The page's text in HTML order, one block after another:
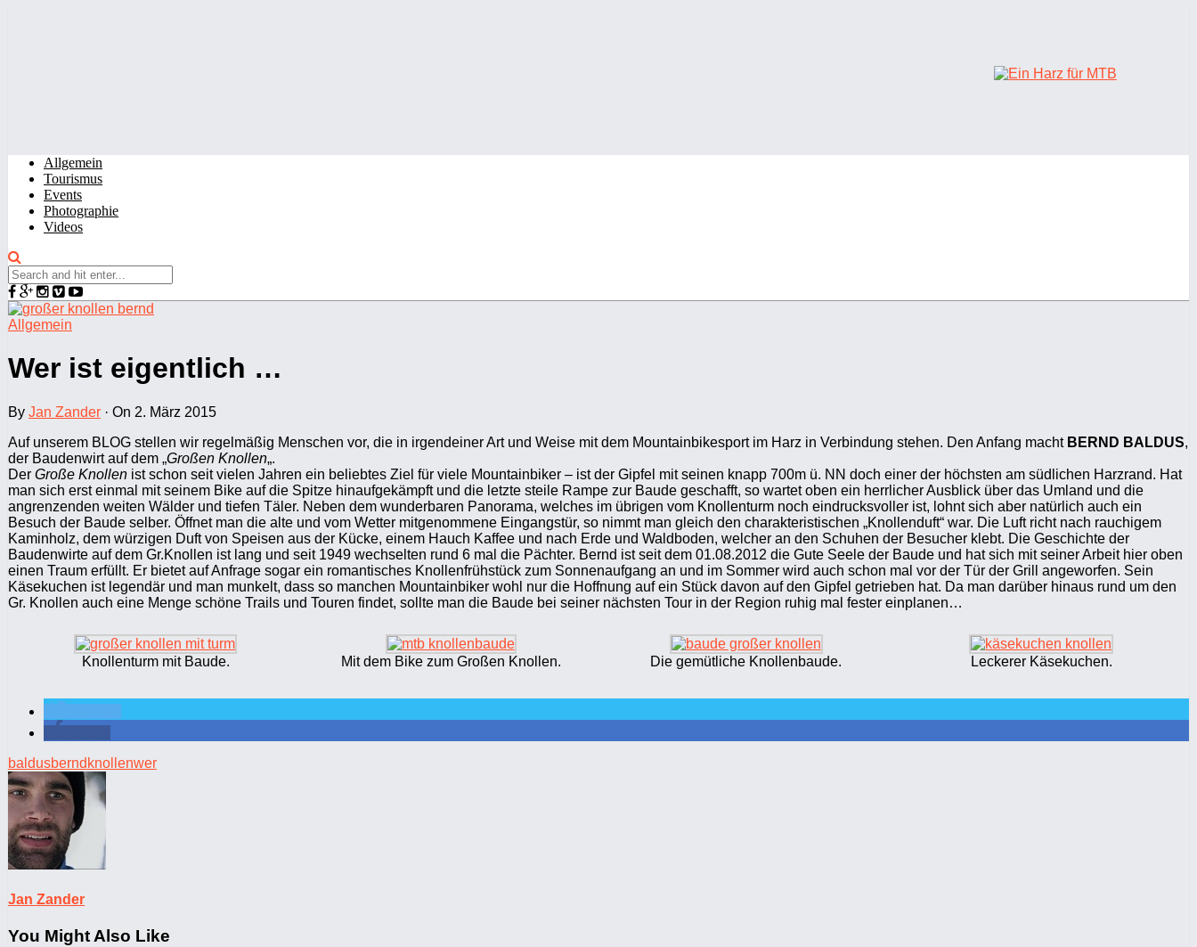
Allgemein
Tourismus
Events
Photographie
Videos
Allgemein
Wer ist eigentlich …
By Jan Zander · On 2. März 2015
Auf unserem BLOG stellen wir regelmäßig Menschen vor, die in irgendeiner Art und Weise mit dem Mountainbikesport im Harz in Verbindung stehen. Den Anfang macht BERND BALDUS,
der Baudenwirt auf dem „Großen Knollen„.
Der Große Knollen ist schon seit vielen Jahren ein beliebtes Ziel für viele Mountainbiker – ist der Gipfel mit seinen knapp 700m ü. NN doch einer der höchsten am südlichen Harzrand. Hat
man sich erst einmal mit seinem Bike auf die Spitze hinaufgekämpft und die letzte steile Rampe zur Baude geschafft, so wartet oben ein herrlicher Ausblick über das Umland und die
angrenzenden weiten Wälder und tiefen Täler. Neben dem wunderbaren Panorama, welches im übrigen vom Knollenturm noch eindrucksvoller ist, lohnt sich aber natürlich auch ein
Besuch der Baude selber. Öffnet man die alte und vom Wetter mitgenommene Eingangstür, so nimmt man gleich den charakteristischen „Knollenduft“ war. Die Luft richt nach rauchigem
Kaminholz, dem würzigen Duft von Speisen aus der Kücke, einem Hauch Kaffee und nach Erde und Waldboden, welcher an den Schuhen der Besucher klebt. Die Geschichte der
Baudenwirte auf dem Gr.Knollen ist lang und seit 1949 wechselten rund 6 mal die Pächter. Bernd ist seit dem 01.08.2012 die Gute Seele der Baude und hat sich mit seiner Arbeit hier oben
einen Traum erfüllt. Er bietet auf Anfrage sogar ein romantisches Knollenfrühstück zum Sonnenaufgang an und im Sommer wird auch schon mal vor der Tür der Grill angeworfen. Sein
Käsekuchen ist legendär und man munkelt, dass so manchen Mountainbiker wohl nur die Hoffnung auf ein Stück davon auf den Gipfel getrieben hat. Da man darüber hinaus rund um den
Gr. Knollen auch eine Menge schöne Trails und Touren findet, sollte man die Baude bei seiner nächsten Tour in der Region ruhig mal fester einplanen…
Knollenturm mit Baude. Mit dem Bike zum Großen Knollen. Die gemütliche Knollenbaude. Leckerer Käsekuchen.
baldusbernd knollenwer
Jan Zander
You Might Also Like